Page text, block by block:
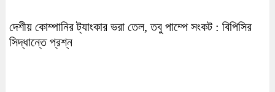
দেশীয় কোম্পানির ট্যাংকার ভরা তেল, তবু পাম্পে সংকট : বিপিসির
সিদ্ধান্তে প্রশ্ন